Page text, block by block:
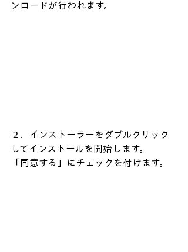
ンロードが行われます。
２．インストーラーをダブルクリック
してインストールを開始します。
「同意する」にチェックを付けます。